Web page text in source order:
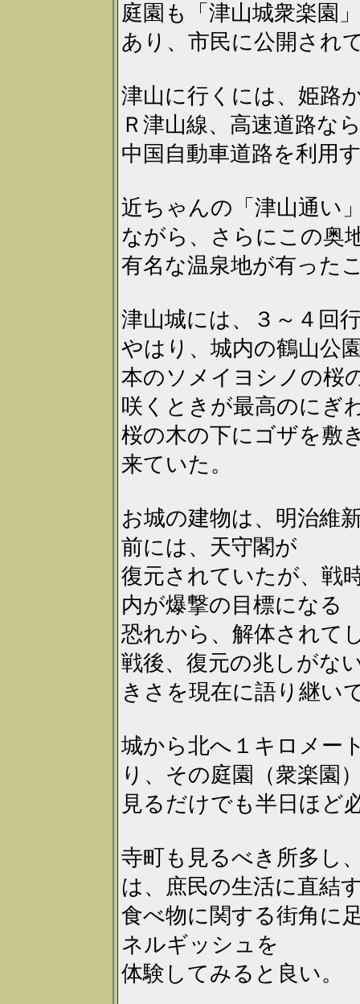
庭園も「津山城衆楽園
あり、市民に公開され
津山に行くには、姫路
Ｒ津山線、高速道路な
中国自動車道路を利用
近ちゃんの「津山通い
ながら、さらにこの奥
有名な温泉地が有った
津山城には、３～４回
やはり、城内の鶴山公
本のソメイヨシノの桜
咲くときが最高のにぎ
桜の木の下にゴザを敷
来ていた。
お城の建物は、明治維
前には、天守閣が
復元されていたが、戦
内が爆撃の目標になる
恐れから、解体されて
戦後、復元の兆しがな
きさを現在に語り継い
城から北へ１キロメー
り、その庭園（衆楽園
見るだけでも半日ほど
寺町も見るべき所多し
は、庶民の生活に直結
食べ物に関する街角に
ネルギッシュを
体験してみると良い。